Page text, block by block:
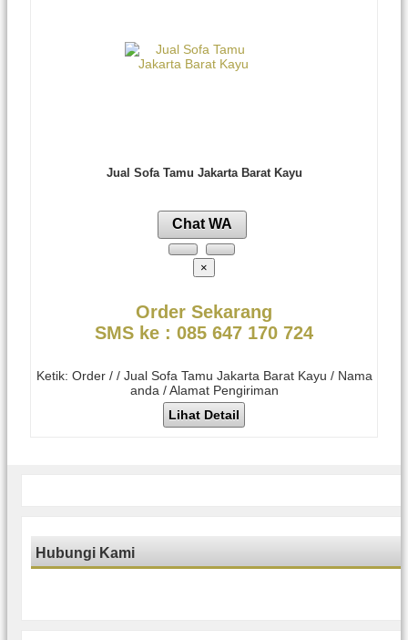
Jual Sofa Tamu Jakarta Barat Kayu
Chat WA
×
Order Sekarang
SMS ke : 085 647 170 724
Ketik: Order / / Jual Sofa Tamu Jakarta Barat Kayu / Nama
anda / Alamat Pengiriman
Lihat Detail
Hubungi Kami